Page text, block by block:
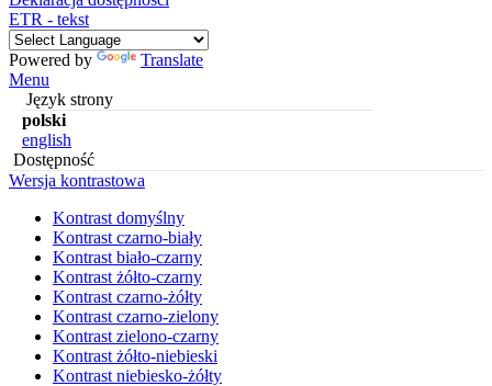
ETR - tekst
Powered by
Translate
Menu
Język strony
polski
english
Dostępność
Wersja kontrastowa
Kontrast domyślny
Kontrast czarno-biały
Kontrast biało-czarny
Kontrast żółto-czarny
Kontrast czarno-żółty
Kontrast czarno-zielony
Kontrast zielono-czarny
Kontrast żółto-niebieski
Kontrast niebiesko-żółty